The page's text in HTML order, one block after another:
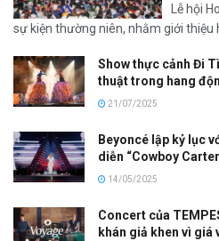
Lễ hội
sự kiện thường niên, nhằm giới thiệu
Show thực cảnh Đi
thuật trong hang
21/07/2025
Beyoncé lập kỷ lục
diễn “Cowboy
14/05/2025
Concert của
khán giả khen vì giá